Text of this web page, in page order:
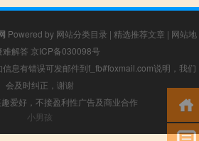
Powered by 网站分类目录 | 精选推荐文章 | 网站地
难解答 京ICP备030098号
息有错误可发邮件到f_fb#foxmail.com说明，我们
会及时纠正，谢谢
爱好，不接盈利性广告及商业合作
小男孩